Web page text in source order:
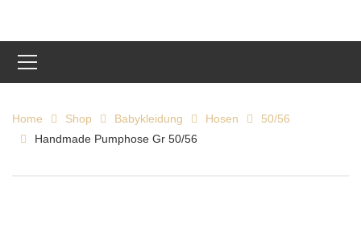
Home Shop Babykleidung Hosen
50/56
Handmade Pumphose Gr 50/56